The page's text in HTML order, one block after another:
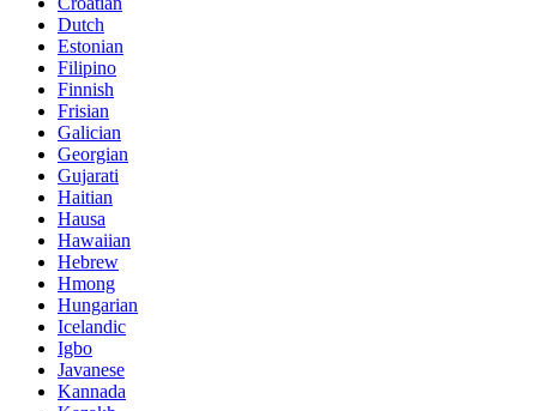
Dutch
Estonian
Filipino
Finnish
Frisian
Galician
Georgian
Gujarati
Haitian
Hausa
Hawaiian
Hebrew
Hmong
Hungarian
Icelandic
Igbo
Javanese
Kannada